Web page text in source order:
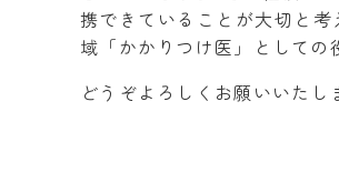
携できていることが大切と
域「かかりつけ医」としての
どうぞよろしくお願いいたし